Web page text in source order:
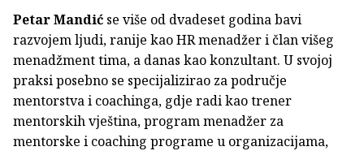
Petar Mandić se više od dvadeset godina bavi
razvojem ljudi, ranije kao HR menadžer i član višeg
menadžment tima, a danas kao konzultant. U svojoj
praksi posebno se specijalizirao za područje
mentorstva i coachinga, gdje radi kao trener
mentorskih vještina, program menadžer za
mentorske i coaching programe u organizacijama,